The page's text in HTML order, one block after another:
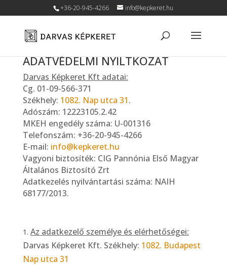
+36-20-945-4266 info@kepkeret.hu
ADATVÉDELMI NYILTKOZAT
Darvas Képkeret Kft adatai:
Cg. 01-09-566-371
Székhely: 1082. Nap utca 31.
Adószám: 12223105.2.42
MKEH engedély száma: U-001316
Telefonszám: +36-20-945-4266
E-mail: info@kepkeret.hu
Vagyoni biztosíték: CIG Pannónia Első Magyar
Általános Biztosító Zrt
Adatkezelés nyilvántartási száma: NAIH
68177/2013.
Az adatkezelő személye és elérhetőségei:
Darvas Képkeret Kft. Székhely: 1082. Budapest
Nap utca 31